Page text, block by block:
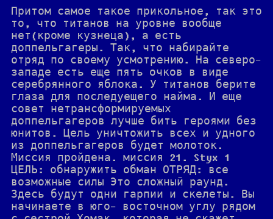
Притом самое такое прикольное, так это
то, что титанов на уровне вообще
нет(кроме кузнеца), а есть
доппельгагеры. Так, что набирайте
отряд по своему усмотрению. На северо-
западе есть еще пять очков в виде
серебрянного яблока. У титанов берите
глаза для последуещего найма. И еще
совет нетрансформируемых
доппельгагеров лучше бить героями без
юнитов. Цель уничтожить всех и удного
из доппельгагеров будет молоток.
Миссия пройдена. миссия 21. Styx 1
ЦЕЛЬ: обнаружить обман ОТРЯД: все
возможные силы Это сложный раунд.
Здесь будут одни гарпии и скелеты. Вы
начинаете в юго- восточном углу рядом